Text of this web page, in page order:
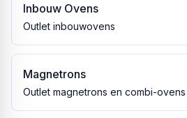
Inbouw Ovens
Outlet inbouwovens
Magnetrons
Outlet magnetrons en combi-ovens